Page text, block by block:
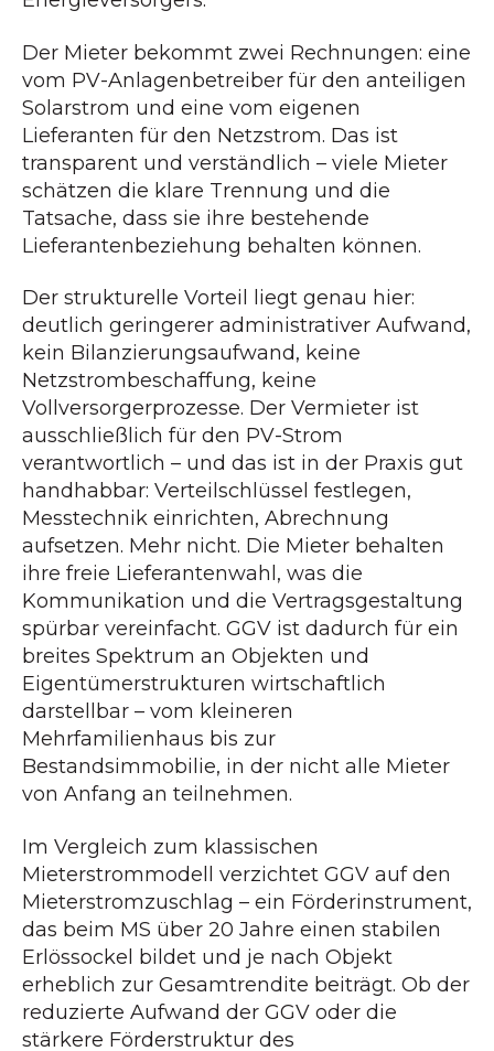
Der Mieter bekommt zwei Rechnungen: eine
vom PV-Anlagenbetreiber für den anteiligen
Solarstrom und eine vom eigenen
Lieferanten für den Netzstrom. Das ist
transparent und verständlich – viele Mieter
schätzen die klare Trennung und die
Tatsache, dass sie ihre bestehende
Lieferantenbeziehung behalten können.
Der strukturelle Vorteil liegt genau hier:
deutlich geringerer administrativer Aufwand,
kein Bilanzierungsaufwand, keine
Netzstrombeschaffung, keine
Vollversorgerprozesse. Der Vermieter ist
ausschließlich für den PV-Strom
verantwortlich – und das ist in der Praxis gut
handhabbar: Verteilschlüssel festlegen,
Messtechnik einrichten, Abrechnung
aufsetzen. Mehr nicht. Die Mieter behalten
ihre freie Lieferantenwahl, was die
Kommunikation und die Vertragsgestaltung
spürbar vereinfacht. GGV ist dadurch für ein
breites Spektrum an Objekten und
Eigentümerstrukturen wirtschaftlich
darstellbar – vom kleineren
Mehrfamilienhaus bis zur
Bestandsimmobilie, in der nicht alle Mieter
von Anfang an teilnehmen.
Im Vergleich zum klassischen
Mieterstrommodell verzichtet GGV auf den
Mieterstromzuschlag – ein Förderinstrument,
das beim MS über 20 Jahre einen stabilen
Erlössockel bildet und je nach Objekt
erheblich zur Gesamtrendite beiträgt. Ob der
reduzierte Aufwand der GGV oder die
stärkere Förderstruktur des